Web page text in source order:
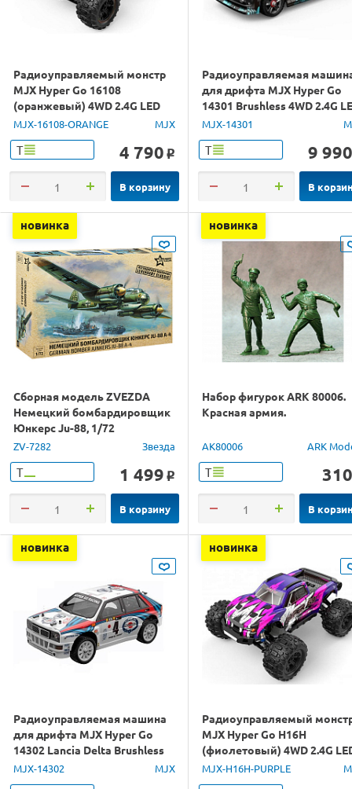
Радиоуправляемый монстр
MJX Hyper Go 16108
(оранжевый) 4WD 2.4G LED
1/16 RTR
MJX-16108-ORANGE MJX
Т 4 790 o
В корзину
Радиоуправляемая
для дрифта MJX Hyper Go
14301 Brushless 4WD 2.4G
1/14 RTR
MJX-14301
Т 9 990
В
новинка
Сборная модель ZVEZDA
Немецкий бомбардировщик
Юнкерс Ju-88, 1/72
ZV-7282 Звезда
Т 1 499 o
В корзину
новинка
Набор фигурок ARK 80006.
Красная армия.
AK80006 ARK
Т 310
В
новинка
Радиоуправляемая машина
для дрифта MJX Hyper Go
14302 Lancia Delta Brushless
4WD 2.4G LED 1/14 RTR
MJX-14302 MJX
новинка
Радиоуправляемый
MJX Hyper Go H16H
(фиолетовый) 4WD 2.4G
GPS 1/16 RTR
MJX-H16H-PURPLE